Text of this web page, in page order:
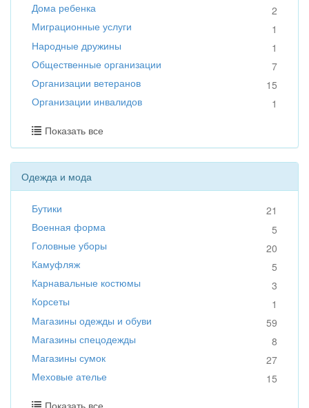
Дома ребенка
2
Миграционные услуги
1
Народные дружины
1
Общественные организации
7
Организации ветеранов
15
Организации инвалидов
1
Показать все
Одежда и мода
Бутики
21
Военная форма
5
Головные уборы
20
Камуфляж
5
Карнавальные костюмы
3
Корсеты
1
Магазины одежды и обуви
59
Магазины спецодежды
8
Магазины сумок
27
Меховые ателье
15
Показать все